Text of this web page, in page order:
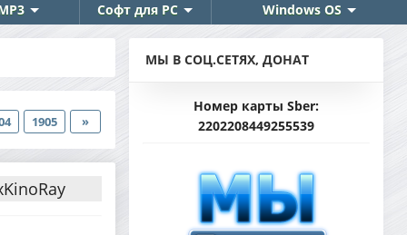
Софт для PC Windows OS
1905 »
МЫ В СОЦ.СЕТЯХ, ДОНАТ
Номер карты Sber:
2202208449255539